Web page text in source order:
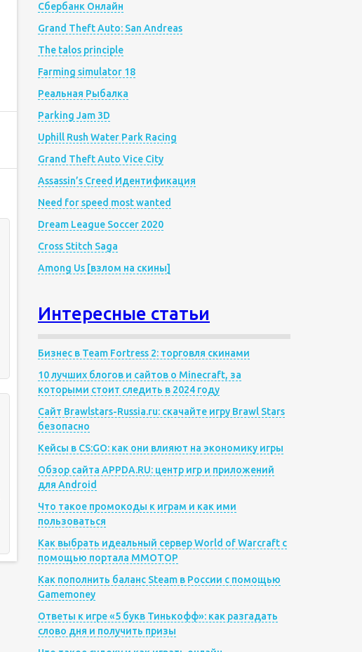
Сбербанк Онлайн
Grand Theft Auto: San Andreas
The talos principle
Farming simulator 18
Реальная Рыбалка
Parking Jam 3D
Uphill Rush Water Park Racing
Grand Theft Auto Vice City
Assassin’s Creed Идентификация
Need for speed most wanted
Dream League Soccer 2020
Cross Stitch Saga
Among Us [взлом на скины]
Интересные статьи
Бизнес в Team Fortress 2: торговля скинами
10 лучших блогов и сайтов о Minecraft, за
которыми стоит следить в 2024 году
Сайт Brawlstars-Russia.ru: скачайте игру Brawl Stars
безопасно
Кейсы в CS:GO: как они влияют на экономику игры
Обзор сайта APPDA.RU: центр игр и приложений
для Android
Что такое промокоды к играм и как ими
пользоваться
Как выбрать идеальный сервер World of Warcraft с
помощью портала MMOTOP
Как пополнить баланс Steam в России с помощью
Gamemoney
Ответы к игре «5 букв Тинькофф»: как разгадать
слово дня и получить призы